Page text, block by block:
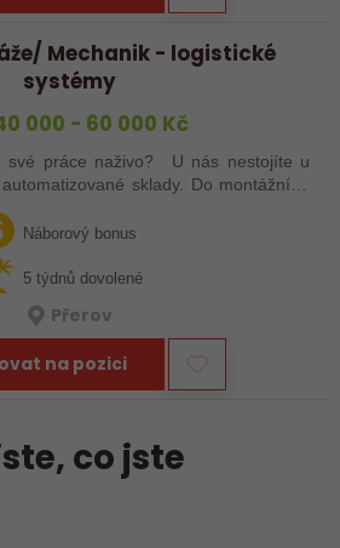
Mechanik - logistické
systémy
000 - 60 000 Kč
své práce naživo? U nás nestojíte u
sklady. Do montážního
Náborový bonus
5 týdnů dovolené
Přerov
na pozici
co jste